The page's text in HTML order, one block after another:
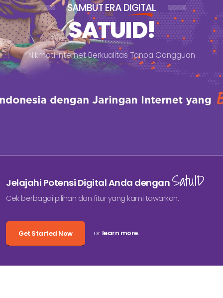
SAMBUT ERADIGITAL
SATUID!
NikmatiInternetBerkualitas Tanpa Gangguan
Jelajahi Potensi Digital Anda dengan SatuID
Cek berbagai pilihan dan fitur yang kami tawarkan.
Get Started Now or learn more.